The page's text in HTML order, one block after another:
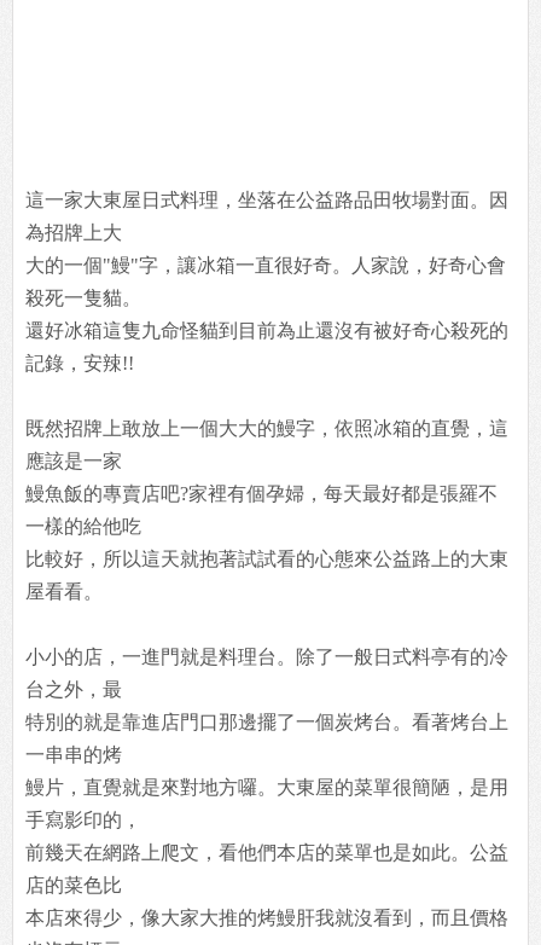
這一家大東屋日式料理，坐落在公益路品田牧場對面。因
為招牌上大
大的一個"鰻"字，讓冰箱一直很好奇。人家說，好奇心會
殺死一隻貓。
還好冰箱這隻九命怪貓到目前為止還沒有被好奇心殺死的
記錄，安辣!!
既然招牌上敢放上一個大大的鰻字，依照冰箱的直覺，這
應該是一家
鰻魚飯的專賣店吧?家裡有個孕婦，每天最好都是張羅不
一樣的給他吃
比較好，所以這天就抱著試試看的心態來公益路上的大東
屋看看。
小小的店，一進門就是料理台。除了一般日式料亭有的冷
台之外，最
特別的就是靠進店門口那邊擺了一個炭烤台。看著烤台上
一串串的烤
鰻片，直覺就是來對地方囉。大東屋的菜單很簡陋，是用
手寫影印的，
前幾天在網路上爬文，看他們本店的菜單也是如此。公益
店的菜色比
本店來得少，像大家大推的烤鰻肝我就沒看到，而且價格